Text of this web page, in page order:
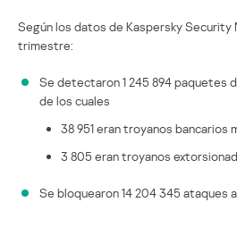
Según los datos de Kaspersky Security
trimestre:
Se detectaron 1 245 894 paquetes
de los cuales
38 951 eran troyanos bancarios
3 805 eran troyanos
Se bloquearon 14 204 345 ataques